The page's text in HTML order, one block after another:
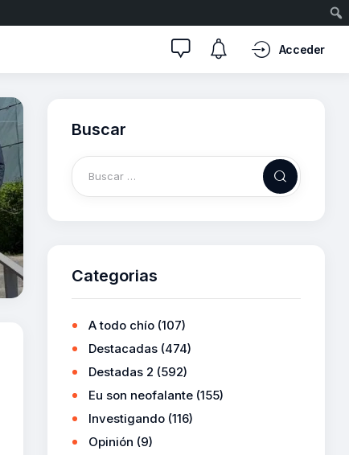
Acceder
Buscar
Categorias
A todo chío (107)
Destacadas (474)
Destadas 2 (592)
Eu son neofalante (155)
Investigando (116)
Opinión (9)